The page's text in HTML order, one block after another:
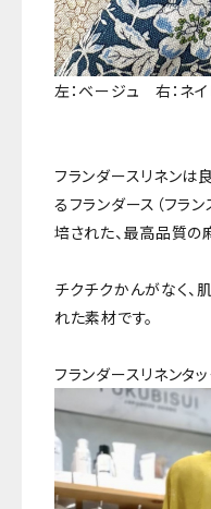
左：ベージュ 右：ネ
フランダースリネンは
るフランダース（フラ
培された、最高品質の
チクチクかんがなく、
れた素材です。
フランダースリネンタ